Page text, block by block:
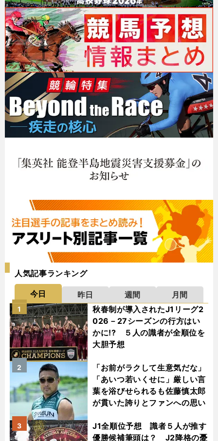
人気記事ランキング
今日 昨日 週間
月間
秋春制が導入されたJ1リーグ2
026－27シーズンの行方はい
かに!? ５人の識者が全順位を
大胆予想
1
「お前がラクして生意気だな」
「あいつ若いくせに」厳しい言
葉を浴びせられるも佐藤慎太郎
が貫いた誇りとファンへの思い
2
J1全順位予想 識者５人が推す
優勝候補筆頭は？ J2降格の憂
3